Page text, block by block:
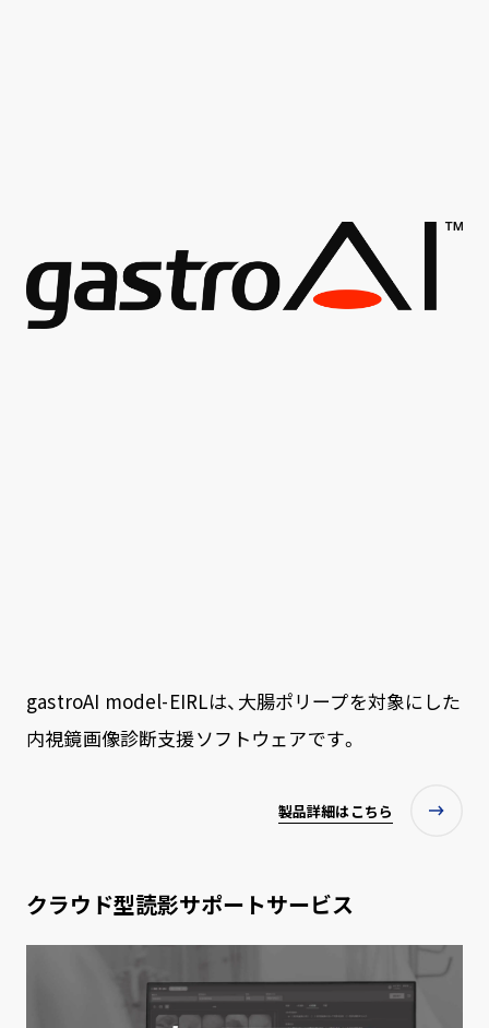
gastroAI model-EIRLは、大腸ポリープを対象にした
内視鏡画像診断支援ソフトウェアです。
製品詳細はこちら
クラウド型読影サポートサービス